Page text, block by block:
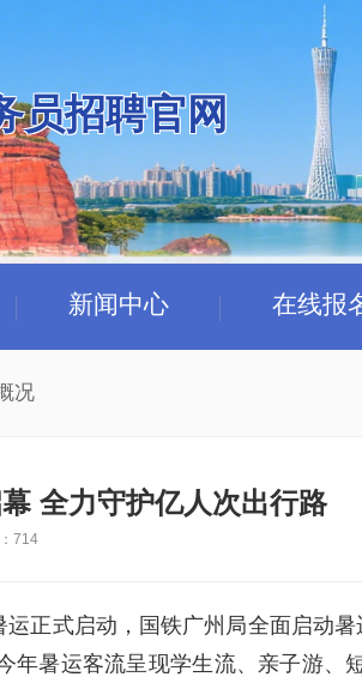
员招聘官网
新闻中心 在线报
况
全力守护亿人次出行路
714
运正式启动，国铁广州局全面启动
年暑运客流呈现学生流、亲子游